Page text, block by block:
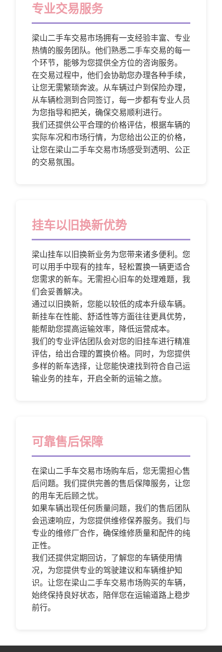
专业交易服务
梁山二手车交易市场拥有一支经验丰富、专业
热情的服务团队。他们熟悉二手车交易的每一
个环节，能够为您提供全方位的咨询服务。
在交易过程中，他们会协助您办理各种手续，
让您无需繁琐奔波。从车辆过户到保险办理，
从车辆检测到合同签订，每一步都有专业人员
为您指导和把关，确保交易顺利进行。
我们还提供公平合理的价格评估，根据车辆的
实际车况和市场行情，为您给出公正的价格，
让您在梁山二手车交易市场感受到透明、公正
的交易氛围。
挂车以旧换新优势
梁山挂车以旧换新业务为您带来诸多便利。您
可以用手中现有的挂车，轻松置换一辆更适合
您需求的新车。无需担心旧车的处理难题，我
们会妥善解决。
通过以旧换新，您能以较低的成本升级车辆。
新挂车在性能、舒适性等方面往往更具优势，
能帮助您提高运输效率，降低运营成本。
我们的专业评估团队会对您的旧挂车进行精准
评估，给出合理的置换价格。同时，为您提供
多样的新车选择，让您能快速找到符合自己运
输业务的挂车，开启全新的运输之旅。
可靠售后保障
在梁山二手车交易市场购车后，您无需担心售
后问题。我们提供完善的售后保障服务，让您
的用车无后顾之忧。
如果车辆出现任何质量问题，我们的售后团队
会迅速响应，为您提供维修保养服务。我们与
专业的维修厂合作，确保维修质量和配件的纯
正性。
我们还提供定期回访，了解您的车辆使用情
况，为您提供专业的驾驶建议和车辆维护知
识。让您在梁山二手车交易市场购买的车辆，
始终保持良好状态，陪伴您在运输道路上稳步
前行。